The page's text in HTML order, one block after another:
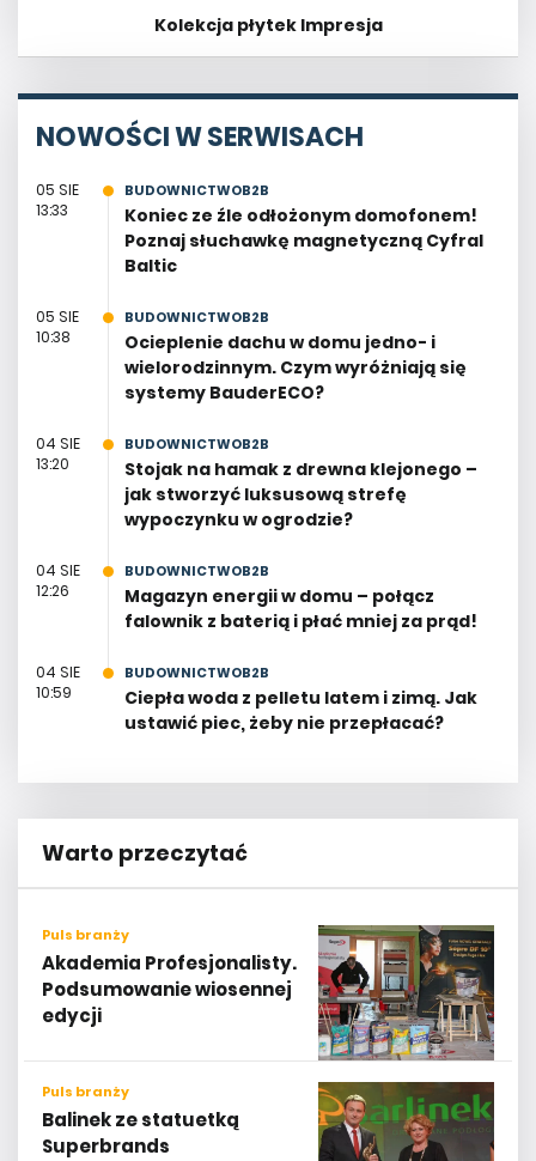
Kolekcja płytek Impresja
NOWOŚCI W SERWISACH
05 SIE
13:33
BUDOWNICTWOB2B
Koniec ze źle odłożonym domofonem!
Poznaj słuchawkę magnetyczną Cyfral
Baltic
05 SIE
10:38
BUDOWNICTWOB2B
Ocieplenie dachu w domu jedno- i
wielorodzinnym. Czym wyróżniają się
systemy BauderECO?
04 SIE
13:20
BUDOWNICTWOB2B
Stojak na hamak z drewna klejonego –
jak stworzyć luksusową strefę
wypoczynku w ogrodzie?
04 SIE
12:26
BUDOWNICTWOB2B
Magazyn energii w domu – połącz
falownik z baterią i płać mniej za prąd!
04 SIE
10:59
BUDOWNICTWOB2B
Ciepła woda z pelletu latem i zimą. Jak
ustawić piec, żeby nie przepłacać?
Warto przeczytać
Puls branży
Akademia Profesjonalisty.
Podsumowanie wiosennej
edycji
Puls branży
Balinek ze statuetką
Superbrands